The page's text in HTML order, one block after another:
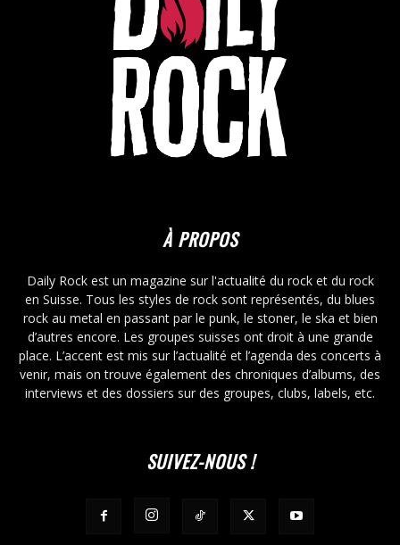
À PROPOS
Daily Rock est un magazine sur l'actualité du rock et du rock
en Suisse. Tous les styles de rock sont représentés, du blues
rock au metal en passant par le punk, le stoner, le ska et bien
d’autres encore. Les groupes suisses ont droit à une grande
place. L’accent est mis sur l’actualité et l’agenda des concerts à
venir, mais on trouve également des chroniques d’albums, des
interviews et des dossiers sur des groupes, clubs, labels, etc.
SUIVEZ-NOUS !